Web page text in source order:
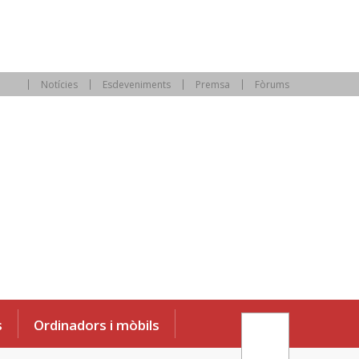
Notícies Esdeveniments Premsa Fòrums
Ordinadors i mòbils